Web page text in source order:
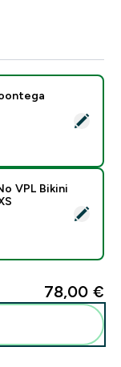
No VPL Bikini
VPL Bikini
78,00 €‎